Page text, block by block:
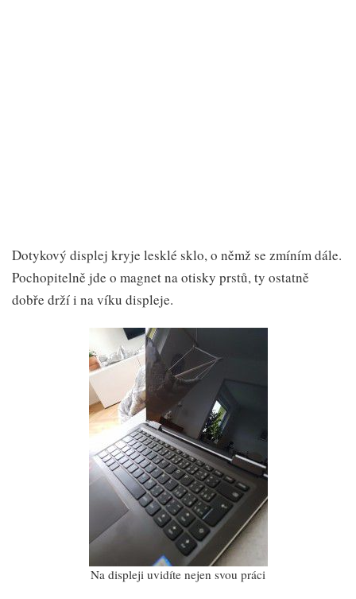
Dotykový displej kryje lesklé sklo, o němž se zmíním dále.
Pochopitelně jde o magnet na otisky prstů, ty ostatně
dobře drží i na víku displeje.
Na displeji uvidíte nejen svou práci